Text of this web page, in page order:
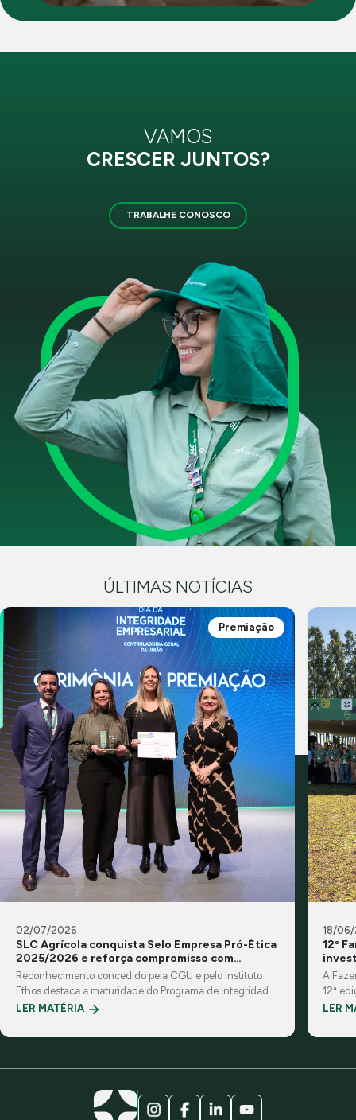
VAMOS
CRESCER JUNTOS?
TRABALHE CONOSCO
ÚLTIMAS NOTÍCIAS
Premiação
02/07/2026
SLC Agrícola conquista Selo Empresa Pró-Ética
2025/2026 e reforça compromisso com
integridade e transparência
Reconhecimento concedido pela CGU e pelo Instituto
Ethos destaca a maturidade do Programa de Integridade
da Companhia e suas práticas de governança
LER MATÉRIA
18/
12º
A
12ª
LER